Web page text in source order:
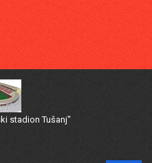
stadion Tušanj"